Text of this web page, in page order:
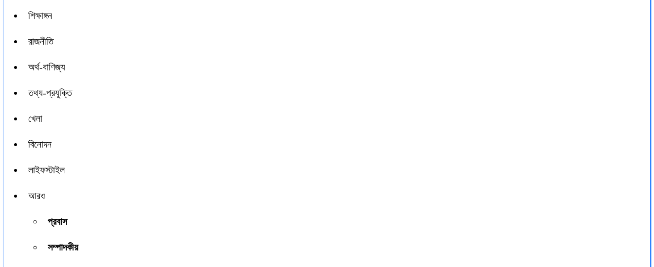
শিক্ষাঙ্গন
রাজনীতি
অর্থ-বাণিজ্য
তথ্য-প্রযুক্তি
খেলা
বিনোদন
লাইফস্টাইল
আরও
প্রবাস
সম্পাদকীয়